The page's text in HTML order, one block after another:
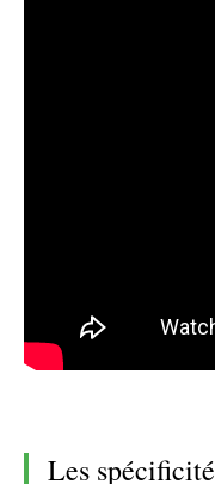
Les